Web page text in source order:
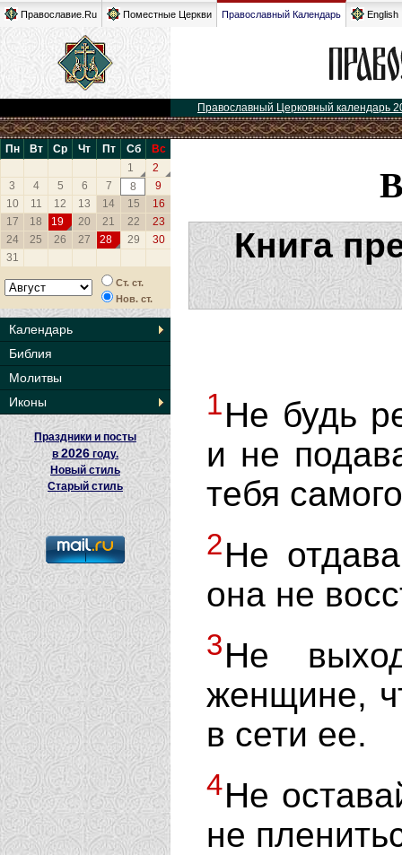
Православие.Ru Поместные Церкви Православный Календарь English
Православный Церковный календарь
Пн Вт Ср Чт Пт Сб
Вс
1
2
3
4 5 6 7 8
9
10
11 12 13 14 15
16
17
18 19 20 21 22
23
24
25 26 27 28 29
30
31
Ст. ст.
Нов. ст.
Календарь
Библия
Молитвы
Иконы
Праздники и посты
в2026 году.
Новый стиль
Старый стиль
Книга
1Не будь
и не
тебя
2Не
она не
3Не
женщине,
в сети ее.
4Не
не